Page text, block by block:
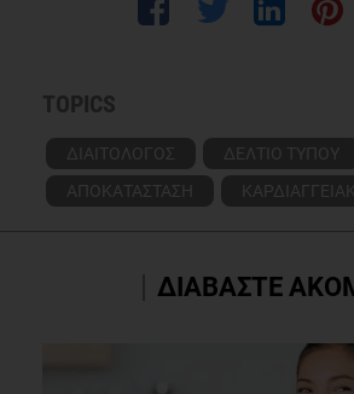
TOPICS
ΔΙΑΙΤΟΛΟΓΟΣ
ΔΕΛΤΙΟ ΤΥΠΟΥ
ΑΠΟΚΑΤΑΣΤΑΣΗ
ΔΙΑΒΑΣΤΕ